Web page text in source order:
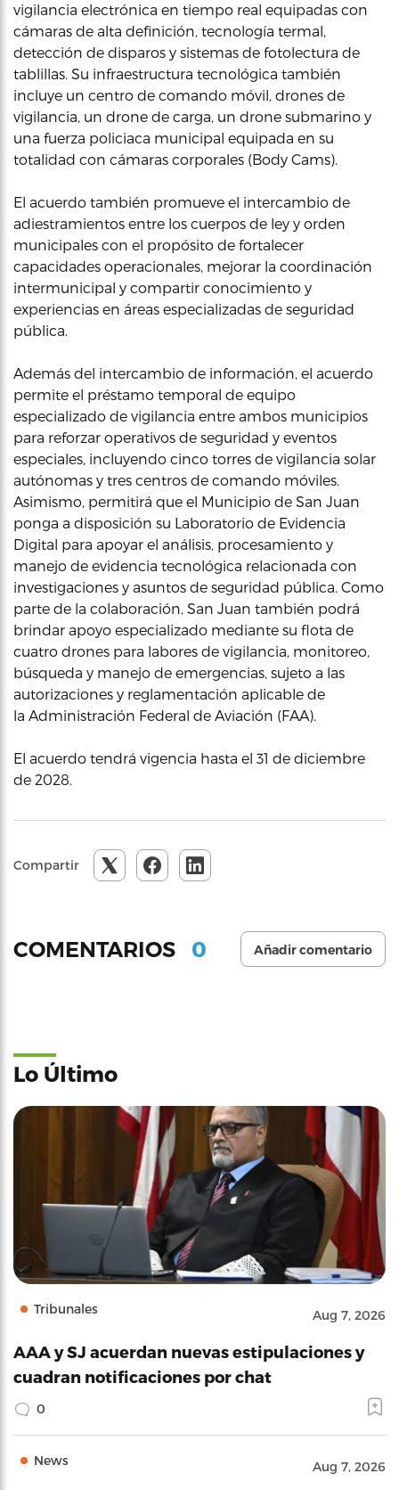
vigilancia electrónica en tiempo real equipadas con
cámaras de alta definición, tecnología termal,
detección de disparos y sistemas de fotolectura de
tablillas. Su infraestructura tecnológica también
incluye un centro de comando móvil, drones de
vigilancia, un drone de carga, un drone submarino y
una fuerza policiaca municipal equipada en su
totalidad con cámaras corporales (Body Cams).
El acuerdo también promueve el intercambio de
adiestramientos entre los cuerpos de ley y orden
municipales con el propósito de fortalecer
capacidades operacionales, mejorar la coordinación
intermunicipal y compartir conocimiento y
experiencias en áreas especializadas de seguridad
pública.
Además del intercambio de información, el acuerdo
permite el préstamo temporal de equipo
especializado de vigilancia entre ambos municipios
para reforzar operativos de seguridad y eventos
especiales, incluyendo cinco torres de vigilancia solar
autónomas y tres centros de comando móviles.
Asimismo, permitirá que el Municipio de San Juan
ponga a disposición su Laboratorio de Evidencia
Digital para apoyar el análisis, procesamiento y
manejo de evidencia tecnológica relacionada con
investigaciones y asuntos de seguridad pública. Como
parte de la colaboración, San Juan también podrá
brindar apoyo especializado mediante su flota de
cuatro drones para labores de vigilancia, monitoreo,
búsqueda y manejo de emergencias, sujeto a las
autorizaciones y reglamentación aplicable de
la Administración Federal de Aviación (FAA).
El acuerdo tendrá vigencia hasta el 31 de diciembre
de 2028.
Compartir
COMENTARIOS 0 Añadir comentario
Lo Último
Tribunales Aug 7, 2026
AAA y SJ acuerdan nuevas estipulaciones y
cuadran notificaciones por chat
0
News Aug 7, 2026